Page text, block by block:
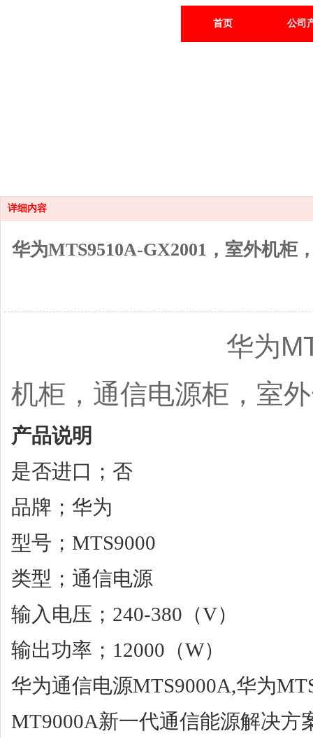
首页 公司
详细内容
华为MTS9510A-GX2001，室外机柜
华为
机柜，通信电源柜，室
产品说明
是否进口；否
品牌；华为
型号；MTS9000
类型；通信电源
输入电压；240-380（V）
输出功率；12000（W）
华为通信电源MTS9000A,华为
MT9000A新一代通信能源解决方